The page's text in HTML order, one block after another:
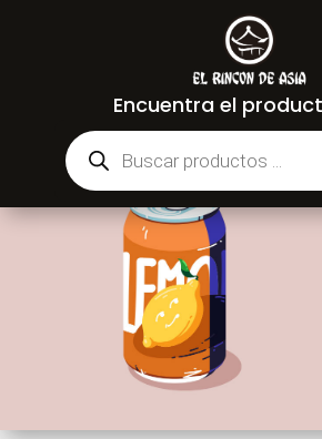
Encuentra el
Búsqueda
de
productos